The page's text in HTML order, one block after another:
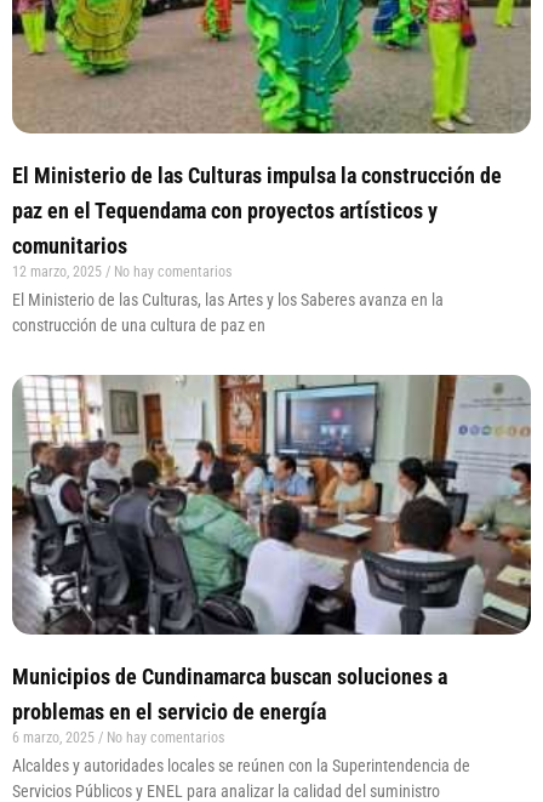
El Ministerio de las Culturas impulsa la construcción de
paz en el Tequendama con proyectos artísticos y
comunitarios
12 marzo, 2025 No hay comentarios
El Ministerio de las Culturas, las Artes y los Saberes avanza en la
construcción de una cultura de paz en
Municipios de Cundinamarca buscan soluciones a
problemas en el servicio de energía
6 marzo, 2025 No hay comentarios
Alcaldes y autoridades locales se reúnen con la Superintendencia de
Servicios Públicos y ENEL para analizar la calidad del suministro